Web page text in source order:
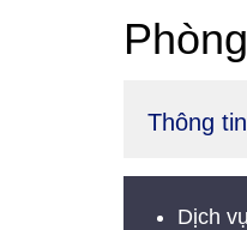
Thông tin
Dịch